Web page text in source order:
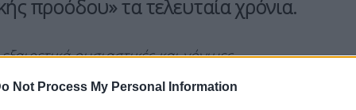
Not Process My Personal Information
προόδου» τα τελευταία χρόνια.
ουσιαστικές και γόνιμες
ανάπτυξη νέων συνεργασιών, αλλά και τη
των δύο χωρών για καινούργιες